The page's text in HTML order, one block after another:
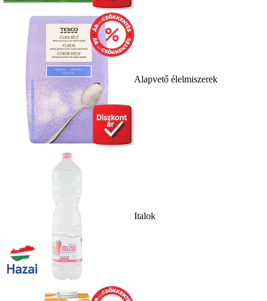
Alapvető élelmiszerek
Italok